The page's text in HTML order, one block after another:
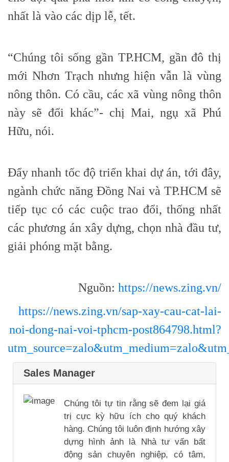
nhất là vào các dịp lễ, tết.
“Chúng tôi sống gần TP.HCM, gần đô thị
mới Nhơn Trạch nhưng hiện vẫn là vùng
nông thôn. Có cầu, các xã vùng nông thôn
này sẽ đổi khác”- chị Mai, ngụ xã Phú
Hữu, nói.
Đẩy nhanh tốc độ triển khai dự án, tới đây,
ngành chức năng Đồng Nai và TP.HCM sẽ
tiếp tục có các cuộc trao đổi, thống nhất
các phương án xây dựng, chọn nhà đầu tư,
giải phóng mặt bằng.
Nguồn: https://news.zing.vn/
https://news.zing.vn/sap-xay-cau-cat-lai-
noi-dong-nai-voi-tphcm-post864798.html?
Sales Manager
Chúng tôi tự tin rằng sẽ đem lại giá
trị cực kỳ hữu ích cho quý khách
hàng. Chúng tôi luôn định hướng xây
dựng hình ảnh là Nhà tư vấn bất
động sản chuyên nghiệp, có tâm,